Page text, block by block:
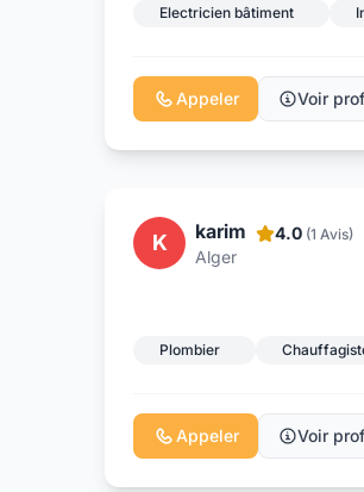
Electricien bâtiment
Appeler Voir
K karim
Alger
4.0 (1 Avis)
Plombier
Appeler Voir